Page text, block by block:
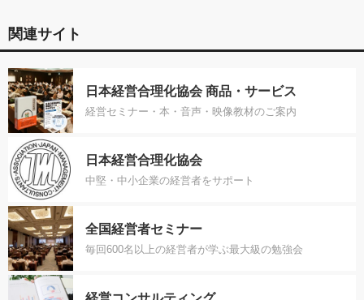
関連サイト
日本経営合理化協会 商品・サービス
経営セミナー・本・音声・映像教材のご案内
日本経営合理化協会
中堅・中小企業の経営者をサポート
全国経営者セミナー
毎回600名以上の経営者が学ぶ最大級の勉強会